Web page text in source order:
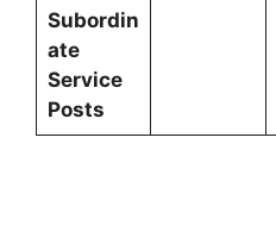
Subordin
ate
Service
Posts